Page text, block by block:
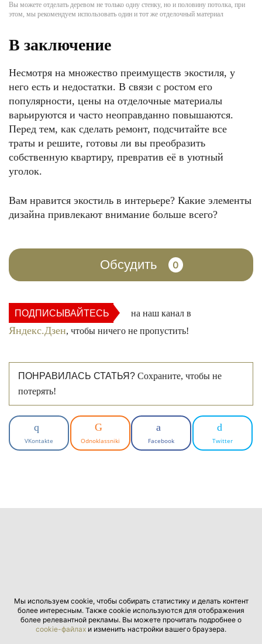
Вы можете отделать деревом не только одну стенку, но и половину потолка, при
этом, мы рекомендуем использовать один и тот же отделочный материал
В заключение
Несмотря на множество преимуществ экостиля, у
него есть и недостатки. В связи с ростом его
популярности, цены на отделочные материалы
варьируются и часто неоправданно повышаются.
Перед тем, как сделать ремонт, подсчитайте все
траты и решите, готовы ли вы преобразить
собственную квартиру, превратив её в уютный
уголок.
Вам нравится экостиль в интерьере? Какие элементы
дизайна привлекают внимание больше всего?
Обсудить 0
ПОДПИСЫВАЙТЕСЬ на наш канал в
Яндекс.Дзен, чтобы ничего не пропустить!
ПОНРАВИЛАСЬ СТАТЬЯ? Сохраните, чтобы не
потерять!
VKontakte Odnoklassniki Facebook Twitter
Мы используем cookie, чтобы собирать статистику и делать контент
более интересным. Также cookie используются для отображения
более релевантной рекламы. Вы можете прочитать подробнее о
cookie-файлах и изменить настройки вашего браузера.